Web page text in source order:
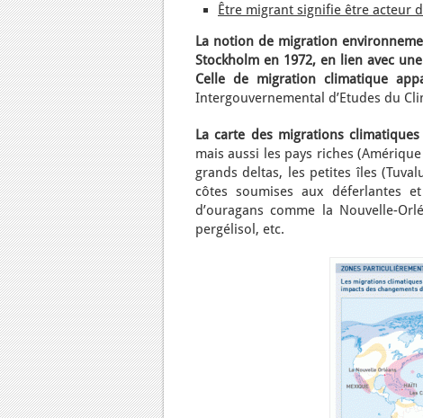
Être migrant signifie être acteur
La notion de migration
Stockholm en 1972, en lien avec
Celle de migration climatique
Intergouvernemental d’Etudes du
La carte des migrations climatiques
mais aussi les pays riches
grands deltas, les petites îles
côtes soumises aux déferlantes
d’ouragans comme la Nouvelle-
pergélisol, etc.